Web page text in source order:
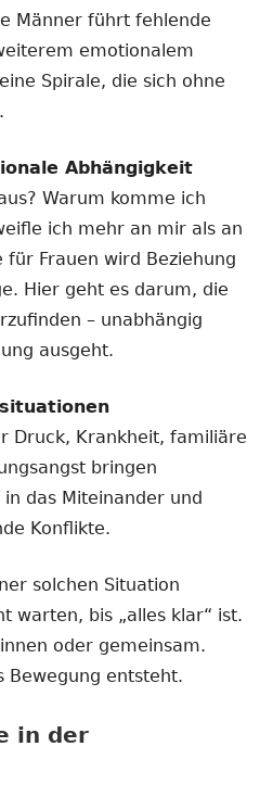
Männer führt fehlende
emotionalem
Spirale, die sich ohne
Abhängigkeit
Warum komme ich
ich mehr an mir als an
für Frauen wird Beziehung
Hier geht es darum, die
– unabhängig
ausgeht.
Druck, Krankheit, familiäre
bringen
das Miteinander und
Konflikte.
solchen Situation
warten, bis „alles klar“ ist.
oder gemeinsam.
Bewegung entsteht.
in der